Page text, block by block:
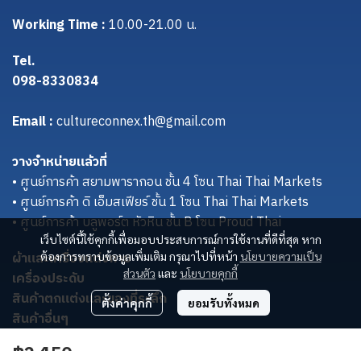
เว็บไซต์นี้ใช้คุกกี้เพื่อมอบประสบการณ์การใช้งานที่ดีที่สุด หาก
ต้องการทราบข้อมูลเพิ่มเติม กรุณาไปที่หน้า นโยบายความเป็น
ส่วนตัว และ นโยบายคุกกี้
ตั้งค่าคุกกี้ ยอมรับทั้งหมด
Working Time :10.00-21.00 น.
Tel.
098-8330834
Email :cultureconnex.th@gmail.com
วางจำหน่ายแล้วที่
• ศูนย์การค้า สยามพารากอน ชั้น 4 โซน Thai Thai Markets
• ศูนย์การค้า ดิ เอ็มสเฟียร์ ชั้น 1 โซน Thai Thai Markets
• ศูนย์การค้า บลูพอร์ต หัวหิน ชั้น B โซน Proud Thai
ผ้าและเครื่องแต่งกาย
เครื่องประดับ
สินค้าตกแต่งและของที่ระลึก
สินค้าอื่นๆ